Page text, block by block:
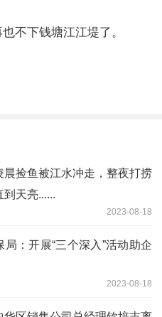
不下钱塘江江堤了。
晨捡鱼被江水冲走，整夜打捞
天亮......
2023-08-18
局：开展“三个深入”活动助企
2023-08-18